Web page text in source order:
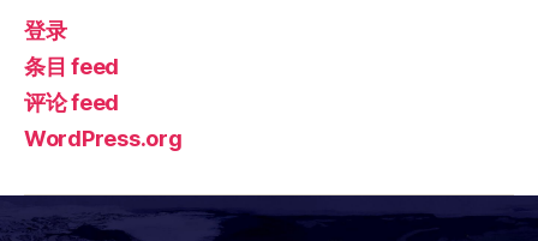
登录
条目 feed
评论 feed
WordPress.org